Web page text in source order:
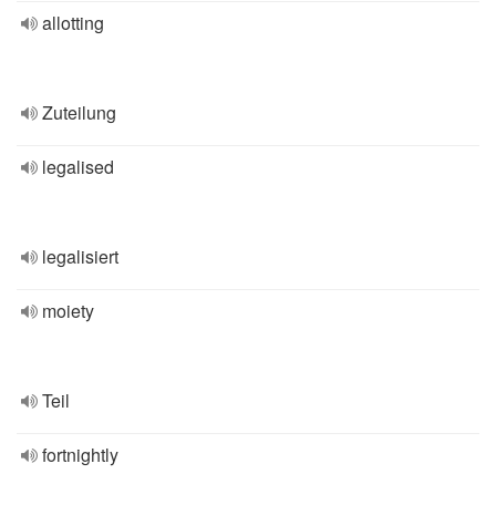
allotting
Zuteilung
legalised
legalisiert
moiety
Teil
fortnightly